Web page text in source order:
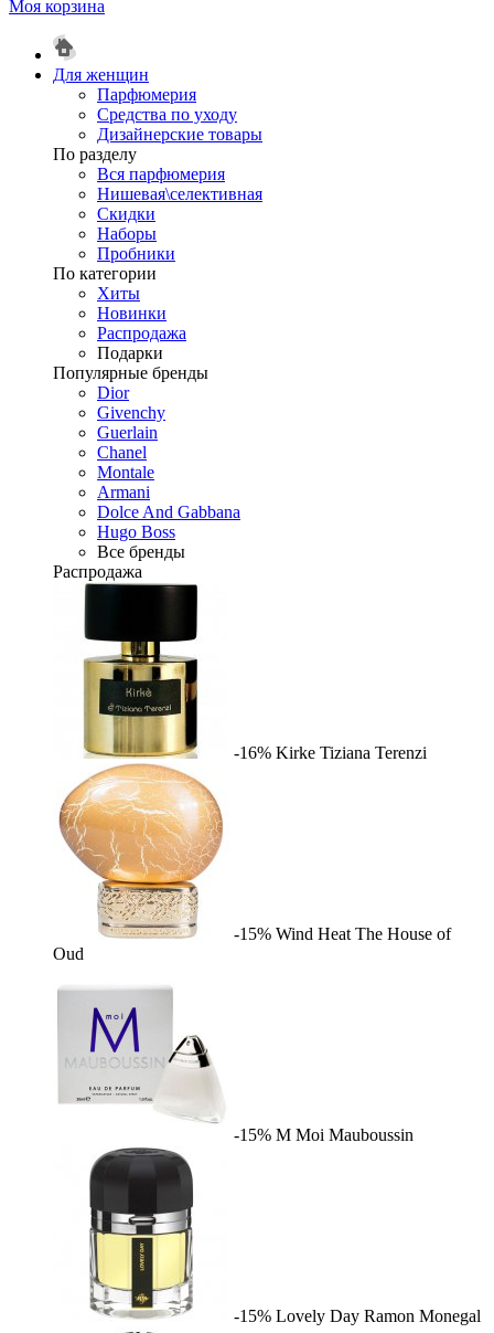
Моя корзина
Для женщин
Парфюмерия
Средства по уходу
Дизайнерские товары
По разделу
Вся парфюмерия
Нишевая\селективная
Скидки
Наборы
Пробники
По категории
Хиты
Новинки
Распродажа
Подарки
Популярные бренды
Dior
Givenchy
Guerlain
Chanel
Montale
Armani
Dolce And Gabbana
Hugo Boss
Все бренды
Распродажа
-16% Kirke Tiziana Terenzi
-15% Wind Heat The House of
Oud
-15% M Moi Mauboussin
-15% Lovely Day Ramon Monegal